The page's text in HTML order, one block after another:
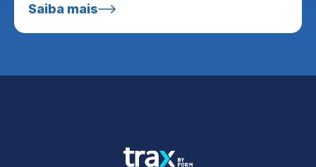
Saiba mais